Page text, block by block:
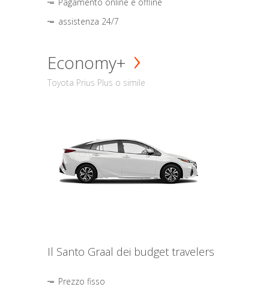
assistenza 24/7
Economy+
Toyota Prius Plus o simile
Il Santo Graal dei budget travelers
Prezzo fisso